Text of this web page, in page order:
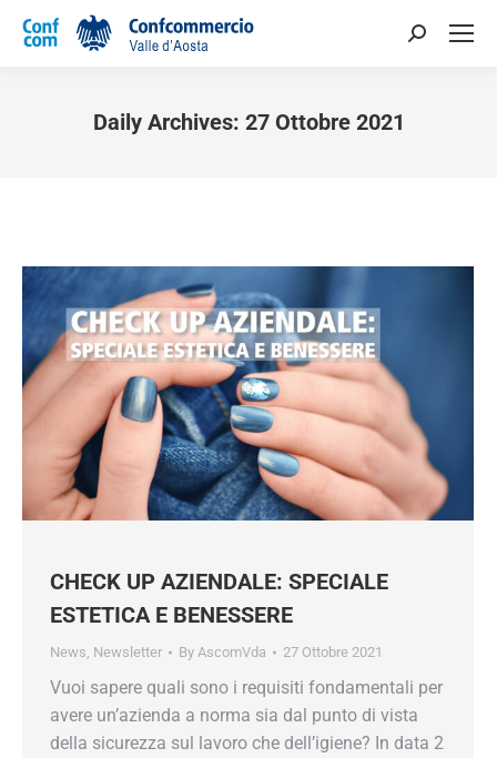
Daily Archives: 27 Ottobre 2021
CHECK UP AZIENDALE: SPECIALE
ESTETICA E BENESSERE
News, Newsletter By AscomVda 27 Ottobre 2021
Vuoi sapere quali sono i requisiti fondamentali per
avere un’azienda a norma sia dal punto di vista
della sicurezza sul lavoro che dell’igiene? In data 2